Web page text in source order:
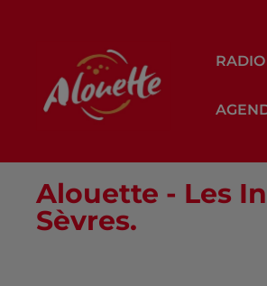
RADIO
Alouette - Les
Sèvres.